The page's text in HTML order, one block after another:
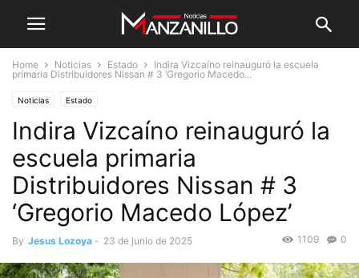
Home Noticias Estado
Indira Vizcaíno reinauguró la escuela
primaria Distribuidores Nissan # 3 ‘Gregorio Macedo...
Noticias Estado
Indira Vizcaíno reinauguró la
escuela primaria
Distribuidores Nissan # 3
‘Gregorio Macedo López’
By Jesus Lozoya - 23 de junio de 2025 0
1109